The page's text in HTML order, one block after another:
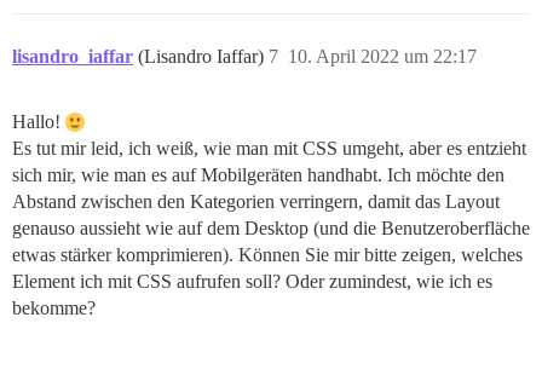
lisandro_iaffar (Lisandro Iaffar) 10. April 2022 um 22:17
7
Hallo!
Es tut mir leid, ich weiß, wie man mit CSS umgeht, aber es entzieht
sich mir, wie man es auf Mobilgeräten handhabt. Ich möchte den
Abstand zwischen den Kategorien verringern, damit das Layout
genauso aussieht wie auf dem Desktop (und die Benutzeroberfläche
etwas stärker komprimieren). Können Sie mir bitte zeigen, welches
Element ich mit CSS aufrufen soll? Oder zumindest, wie ich es
bekomme?